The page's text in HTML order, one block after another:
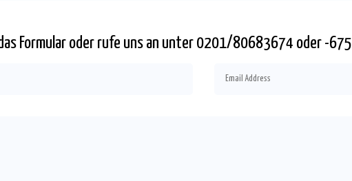
Formular oder rufe uns an unter 0201/80683674 oder -675